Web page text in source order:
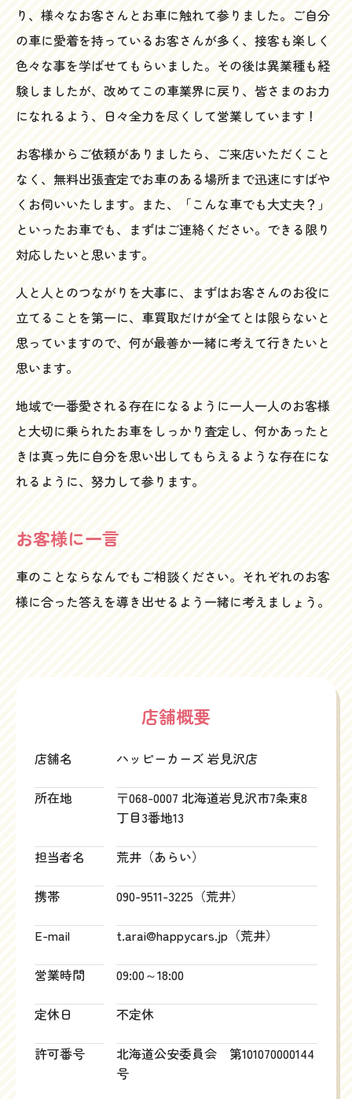
り、様々なお客さんとお車に触れて参りました。ご自分
の車に愛着を持っているお客さんが多く、接客も楽しく
色々な事を学ばせてもらいました。その後は異業種も経
験しましたが、改めてこの車業界に戻り、皆さまのお力
になれるよう、日々全力を尽くして営業しています！
お客様からご依頼がありましたら、ご来店いただくこと
なく、無料出張査定でお車のある場所まで迅速にすばや
くお伺いいたします。また、「こんな車でも大丈夫？」
といったお車でも、まずはご連絡ください。できる限り
対応したいと思います。
人と人とのつながりを大事に、まずはお客さんのお役に
立てることを第一に、車買取だけが全てとは限らないと
思っていますので、何が最善か一緒に考えて行きたいと
思います。
地域で一番愛される存在になるように一人一人のお客様
と大切に乗られたお車をしっかり査定し、何かあったと
きは真っ先に自分を思い出してもらえるような存在にな
れるように、努力して参ります。
お客様に一言
車のことならなんでもご相談ください。それぞれのお客
様に合った答えを導き出せるよう一緒に考えましょう。
店舗概要
店舗名 ハッピーカーズ 岩見沢店
所在地
〒068-0007 北海道岩見沢市7条東8
丁目3番地13
担当者名 荒井（あらい）
携帯 090-9511-3225（荒井）
E-mail t.arai@happycars.jp（荒井）
営業時間 09:00～18:00
定休日 不定休
許可番号
北海道公安委員会 第101070000144
号